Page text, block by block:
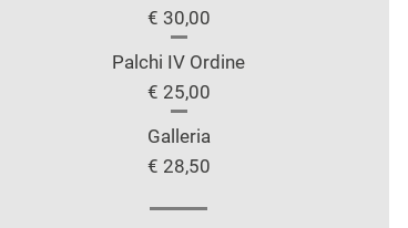
€ 30,00
Palchi IV Ordine
€ 25,00
Galleria
€ 28,50